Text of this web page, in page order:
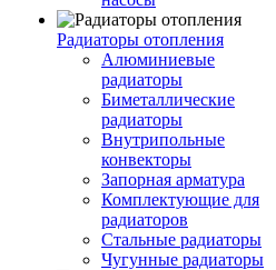
Радиаторы отопления
Алюминиевые
радиаторы
Биметаллические
радиаторы
Внутрипольные
конвекторы
Запорная арматура
Комплектующие для
радиаторов
Стальные радиаторы
Чугунные радиаторы